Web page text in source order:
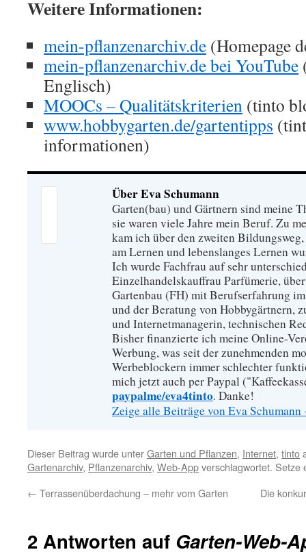
Weitere Informationen:
mein-pflanzenarchiv.de (Homepage
mein-pflanzenarchiv.de bei YouTube
Englisch)
MOOCs – Qualitätskriterien (tinto
www.hobbygarten.de/gartentipps
informationen)
Über Eva Schumann
Garten(bau) und Gärtnern sind meine
sie waren viele Jahre mein Beruf. Zu
kam ich über den zweiten
am Lernen und lebenslanges Lernen
Ich wurde Fachfrau auf sehr
Einzelhandelskauffrau Parfümerie,
Gartenbau (FH) mit Berufserfahrung
und der Beratung von Hobbygärtnern,
und Internetmanagerin, technischen
Bisher finanzierte ich meine Online-
Werbung, was seit der zunehmenden
Werbeblockern immer schlechter
mich jetzt auch per Paypal
paypalme/eva4tinto. Danke!
Zeige alle Beiträge von Eva Schumann
Dieser Beitrag wurde unterGarten und Pflanzen, Internet, tinto
Gartenarchiv, Pflanzenarchiv, Web-Appverschlagwortet.
← Terrassenüberdachung – mehr vom Garten Die
2 Antworten auf Garten-Web-